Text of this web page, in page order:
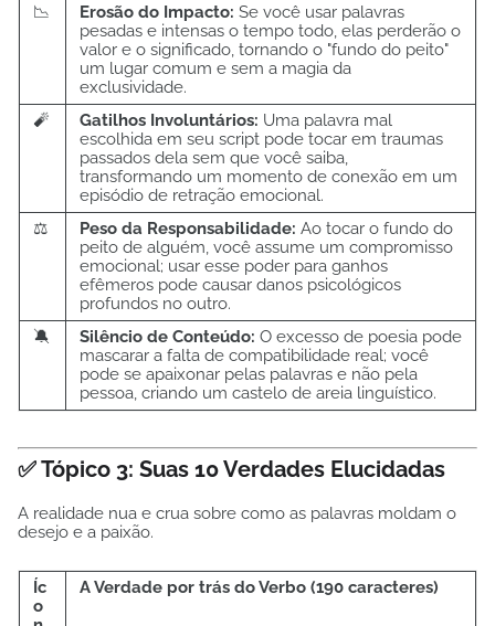
📉
Erosão do Impacto: Se você usar palavras
pesadas e intensas o tempo todo, elas perderão o
valor e o significado, tornando o "fundo do peito"
um lugar comum e sem a magia da
exclusividade.
🧨
Gatilhos Involuntários: Uma palavra mal
escolhida em seu script pode tocar em traumas
passados dela sem que você saiba,
transformando um momento de conexão em um
episódio de retração emocional.
⚖️
Peso da Responsabilidade: Ao tocar o fundo do
peito de alguém, você assume um compromisso
emocional; usar esse poder para ganhos
efêmeros pode causar danos psicológicos
profundos no outro.
🔕
Silêncio de Conteúdo: O excesso de poesia pode
mascarar a falta de compatibilidade real; você
pode se apaixonar pelas palavras e não pela
pessoa, criando um castelo de areia linguístico.
✅ Tópico 3: Suas 10 Verdades Elucidadas
A realidade nua e crua sobre como as palavras moldam o
desejo e a paixão.
Íc
o
A Verdade por trás do Verbo (190 caracteres)